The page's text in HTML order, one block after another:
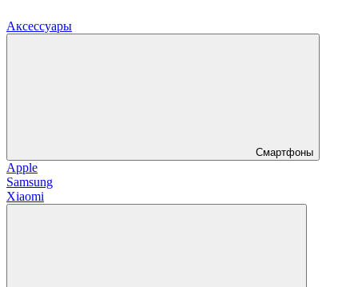
Аксессуары
Смартфоны
Apple
Samsung
Xiaomi